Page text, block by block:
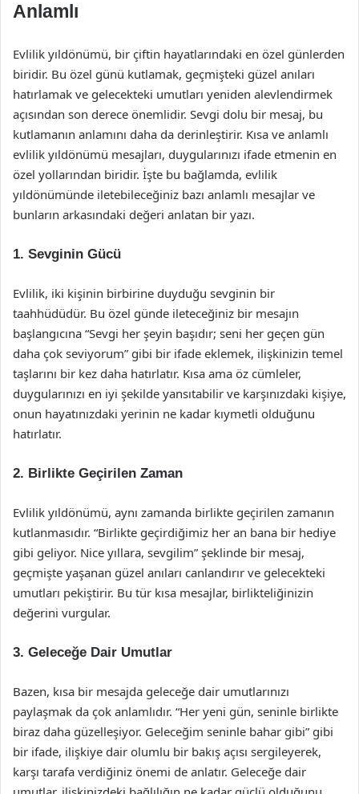
Anlamlı
Evlilik yıldönümü, bir çiftin hayatlarındaki en özel günlerden
biridir. Bu özel günü kutlamak, geçmişteki güzel anıları
hatırlamak ve gelecekteki umutları yeniden alevlendirmek
açısından son derece önemlidir. Sevgi dolu bir mesaj, bu
kutlamanın anlamını daha da derinleştirir. Kısa ve anlamlı
evlilik yıldönümü mesajları, duygularınızı ifade etmenin en
özel yollarından biridir. İşte bu bağlamda, evlilik
yıldönümünde iletebileceğiniz bazı anlamlı mesajlar ve
bunların arkasındaki değeri anlatan bir yazı.
1. Sevginin Gücü
Evlilik, iki kişinin birbirine duyduğu sevginin bir
taahhüdüdür. Bu özel günde ileteceğiniz bir mesajın
başlangıcına “Sevgi her şeyin başıdır; seni her geçen gün
daha çok seviyorum” gibi bir ifade eklemek, ilişkinizin temel
taşlarını bir kez daha hatırlatır. Kısa ama öz cümleler,
duygularınızı en iyi şekilde yansıtabilir ve karşınızdaki kişiye,
onun hayatınızdaki yerinin ne kadar kıymetli olduğunu
hatırlatır.
2. Birlikte Geçirilen Zaman
Evlilik yıldönümü, aynı zamanda birlikte geçirilen zamanın
kutlanmasıdır. “Birlikte geçirdiğimiz her an bana bir hediye
gibi geliyor. Nice yıllara, sevgilim” şeklinde bir mesaj,
geçmişte yaşanan güzel anıları canlandırır ve gelecekteki
umutları pekiştirir. Bu tür kısa mesajlar, birlikteliğinizin
değerini vurgular.
3. Geleceğe Dair Umutlar
Bazen, kısa bir mesajda geleceğe dair umutlarınızı
paylaşmak da çok anlamlıdır. “Her yeni gün, seninle birlikte
biraz daha güzelleşiyor. Geleceğim seninle bahar gibi” gibi
bir ifade, ilişkiye dair olumlu bir bakış açısı sergileyerek,
karşı tarafa verdiğiniz önemi de anlatır. Geleceğe dair